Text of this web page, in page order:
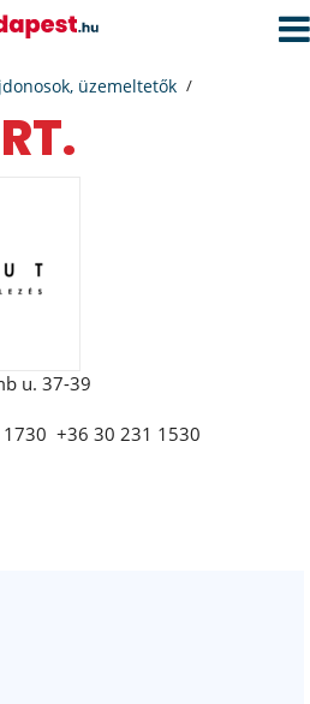
üzemeltetők
u. 37-39
+36 30 231 1530